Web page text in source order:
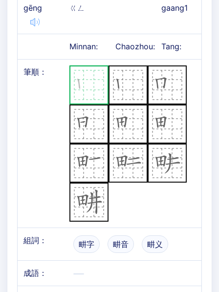
gēng
ㄍㄥ
gaang1
Minnan: Chaozhou: Tang:
筆順：
組詞： 畊字 畊音 畊义
成語：